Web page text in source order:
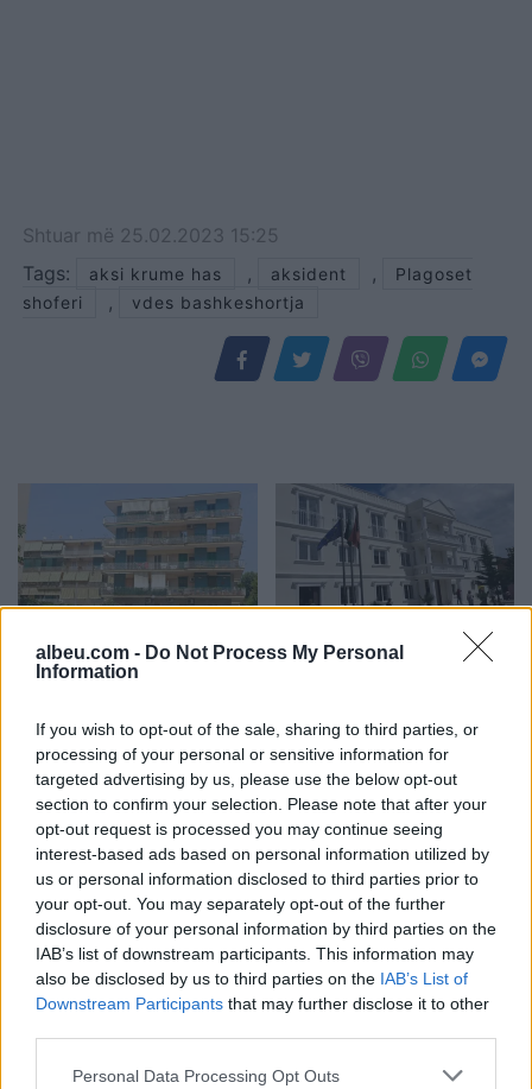
albeu.com - Do Not Process My Personal
Information
If you wish to opt-out of the sale, sharing to third parties, or
processing of your personal or sensitive information for
targeted advertising by us, please use the below opt-out
section to confirm your selection. Please note that after your
opt-out request is processed you may continue seeing
interest-based ads based on personal information utilized by
us or personal information disclosed to third parties prior to
your opt-out. You may separately opt-out of the further
disclosure of your personal information by third parties on the
IAB’s list of downstream participants. This information may
also be disclosed by us to third parties on the IAB’s List of
Downstream Participants that may further disclose it to other
Personal Data Processing Opt Outs
Shtuar më 25.02.2023 15:25
Tags:
aksi krume has , aksident ,
Plagoset
shoferi
, vdes bashkeshortja
Napoli, tezja dhe nipi
gjenden pa jetë në
kishin vdekur prej disa
ditësh
Reforma territoriale,
Doka: Vendimmarrja të
udhëhiqet nga nevojat e
komunitetit
Shkatërrohet në Spanjë
rrjeti i trafikimit të
emigrantëve, 78 persona
në pranga dhe 18 skafe të
Zbardhet zjarrvënia në
Vlorë, pranga 33-vjeçarit
që dogji banesën e
konkurrentëve